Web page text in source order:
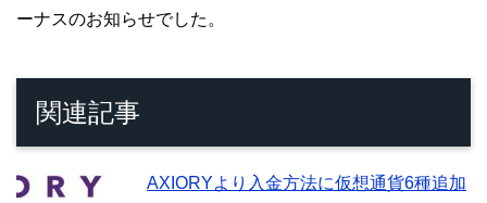
ーナスのお知らせでした。
関連記事
AXIORYより入金方法に仮想通貨6種追加